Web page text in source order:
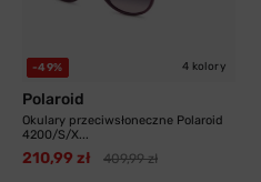
-49% 4 kolory
Polaroid
Okulary przeciwsłoneczne Polaroid
4200/S/X...
210,99 zł 409,99 zł